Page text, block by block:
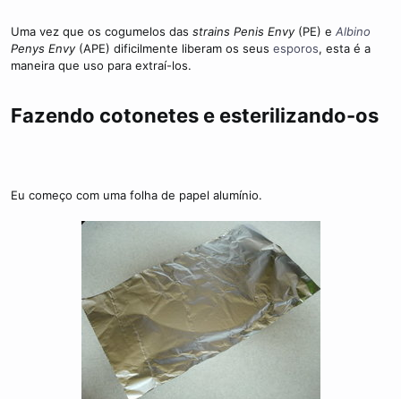
m
e
Uma vez que os cogumelos das strains Penis Envy(PE) e Albino
Penys Envy(APE) dificilmente liberam os seus esporos, esta é a
maneira que uso para extraí-los.
Fazendo cotonetes e esterilizando-os
Eu começo com uma folha de papel alumínio.